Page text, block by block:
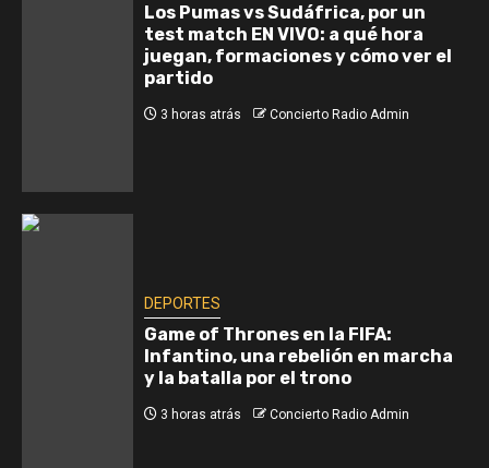
Los Pumas vs Sudáfrica, por un
test match EN VIVO: a qué hora
juegan, formaciones y cómo ver el
partido
3 horas atrás Concierto Radio Admin
DEPORTES
Game of Thrones en la FIFA:
Infantino, una rebelión en marcha
y la batalla por el trono
3 horas atrás Concierto Radio Admin